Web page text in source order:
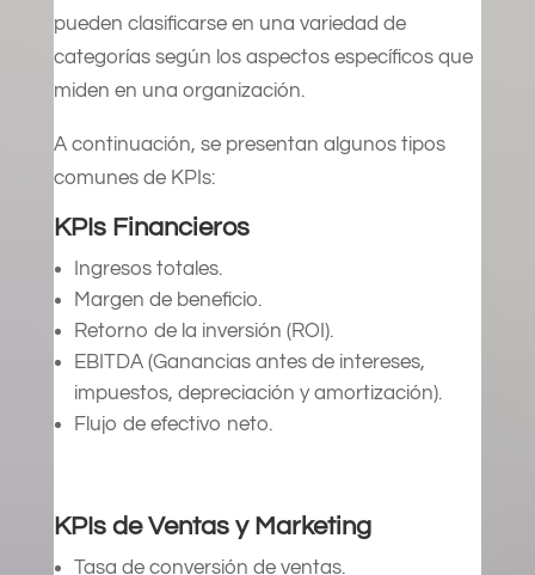
pueden clasificarse en una variedad de
categorías según los aspectos específicos que
miden en una organización.
A continuación, se presentan algunos tipos
comunes de KPIs:
KPIs Financieros
Ingresos totales.
Margen de beneficio.
Retorno de la inversión (ROI).
EBITDA (Ganancias antes de intereses,
impuestos, depreciación y amortización).
Flujo de efectivo neto.
KPIs de Ventas y Marketing
Tasa de conversión de ventas.